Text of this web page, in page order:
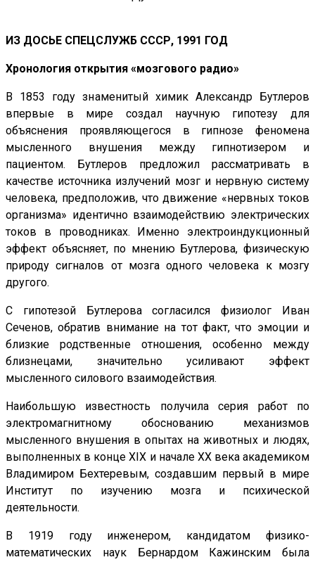
ИЗ ДОСЬЕ СПЕЦСЛУЖБ СССР, 1991 ГОД
Хронология открытия «мозгового радио»
В 1853 году знаменитый химик Александр Бутлеров
впервые в мире создал научную гипотезу для
объяснения проявляющегося в гипнозе феномена
мысленного внушения между гипнотизером и
пациентом. Бутлеров предложил рассматривать в
качестве источника излучений мозг и нервную систему
человека, предположив, что движение «нервных токов
организма» идентично взаимодействию электрических
токов в проводниках. Именно электроиндукционный
эффект объясняет, по мнению Бутлерова, физическую
природу сигналов от мозга одного человека к мозгу
другого.
С гипотезой Бутлерова согласился физиолог Иван
Сеченов, обратив внимание на тот факт, что эмоции и
близкие родственные отношения, особенно между
близнецами, значительно усиливают эффект
мысленного силового взаимодействия.
Наибольшую известность получила серия работ по
электромагнитному обоснованию механизмов
мысленного внушения в опытах на животных и людях,
выполненных в конце ХIХ и начале ХХ века академиком
Владимиром Бехтеревым, создавшим первый в мире
Институт по изучению мозга и психической
деятельности.
В 1919 году инженером, кандидатом физико-
математических наук Бернардом Кажинским была